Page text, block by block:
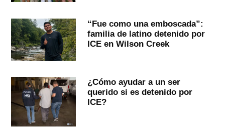
“Fue como una emboscada”:
familia de latino detenido por
ICE en Wilson Creek
¿Cómo ayudar a un ser
querido si es detenido por
ICE?